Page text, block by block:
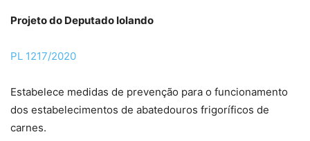
Projeto do Deputado Iolando
PL 1217/2020
Estabelece medidas de prevenção para o funcionamento
dos estabelecimentos de abatedouros frigoríficos de
carnes.